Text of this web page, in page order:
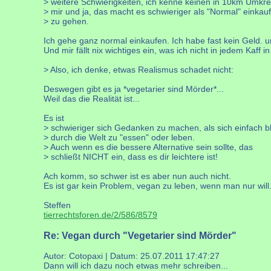
> weitere Schwierigkeiten, ich kenne keinen in 10km
> mir und ja, das macht es schwieriger als "Normal"
> zu gehen.
Ich gehe ganz normal einkaufen. Ich habe fast kein Geld.
Und mir fällt nix wichtiges ein, was ich nicht in jedem Kaff
> Also, ich denke, etwas Realismus schadet nicht:
Deswegen gibt es ja *vegetarier sind Mörder*...
Weil das die Realität ist...
Es ist
> schwieriger sich Gedanken zu machen, als sich einfach
> durch die Welt zu "essen" oder leben.
> Auch wenn es die bessere Alternative sein sollte, das
> schließt NICHT ein, dass es dir leichtere ist!
Ach komm, so schwer ist es aber nun auch nicht.
Es ist gar kein Problem, vegan zu leben, wenn man nur
Steffen
tierrechtsforen.de/2/586/8579
Re: Vegan durch "Vegetarier sind Mörder"
Autor: Cotopaxi | Datum: 25.07.2011 17:47:27
Dann will ich dazu noch etwas mehr schreiben...